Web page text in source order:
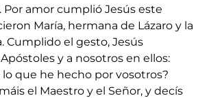
Por amor cumplió Jesús este
María, hermana de Lázaro y la
Cumplido el gesto, Jesús
y a nosotros en ellos:
lo que he hecho por vosotros?
el Maestro y el Señor, y decís